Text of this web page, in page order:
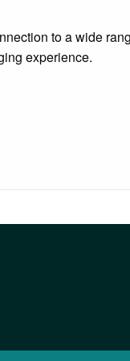
to a wide
experience.